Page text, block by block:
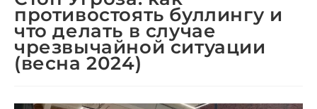
противостоять буллингу и
что делать в случае
чрезвычайной ситуации
(весна 2024)